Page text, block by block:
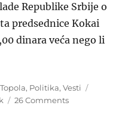
Republike Srbije o
predsednice Kokai
dinara veća nego li
, Politika,Vesti
26 Commentson